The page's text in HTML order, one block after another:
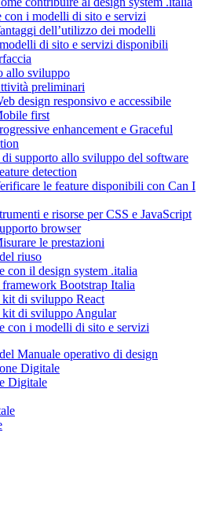
con i modelli di sito e servizi
dell’utilizzo dei modelli
di sito e servizi disponibili
allo sviluppo
preliminari
design responsivo e accessibile
first
enhancement e Graceful
supporto allo sviluppo del software
detection
le feature disponibili con Can I
e risorse per CSS e JavaScript
browser
le prestazioni
riuso
con il design system .italia
Bootstrap Italia
di sviluppo React
di sviluppo Angular
con i modelli di sito e servizi
Manuale operativo di design
Digitale